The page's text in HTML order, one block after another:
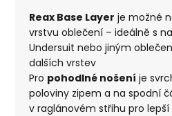
Reax Base Layer je možné
vrstvu oblečení – ideálně s
Undersuit nebo jiným
dalších vrstev
Pro pohodlné nošení je
poloviny zipem a na spodní
v raglánovém střihu pro lepší